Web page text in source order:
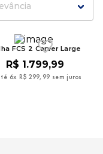
FCS 2 Carver Large
R$ 1.799,99
6x R$ 299, 99 sem juros